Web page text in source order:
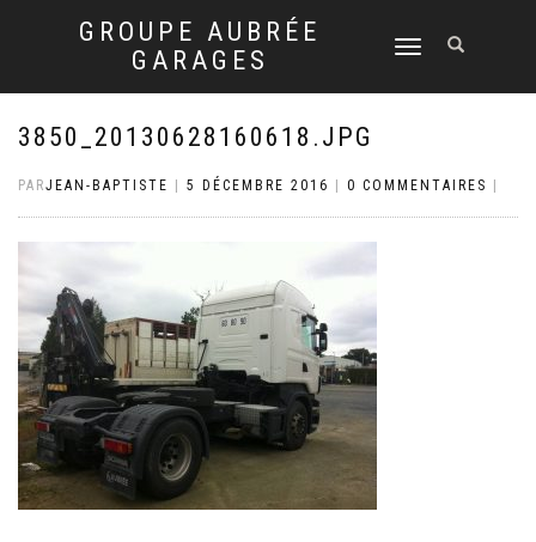
GROUPE AUBRÉE
GARAGES
DÉPLIER
NAVIGATION
3850_20130628160618.JPG
PARJEAN-BAPTISTE 5 DÉCEMBRE 2016 0 COMMENTAIRES